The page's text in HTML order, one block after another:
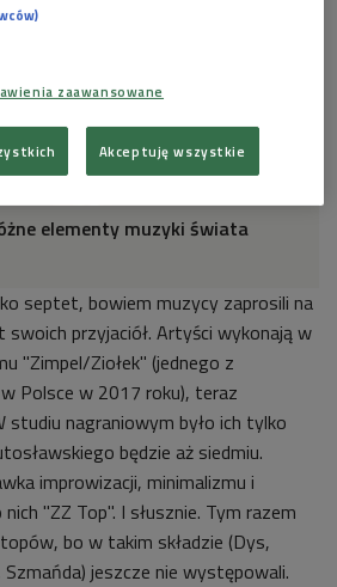
elementy muzyki świata
septet, bowiem muzycy zaprosili na
przyjaciół. Artyści wykonają w
"Zimpel/Ziołek" (jednego z
Polsce w 2017 roku), teraz
studiu nagraniowym było ich tylko
będzie aż siedmiu.
improwizacji, minimalizmu i
"ZZ Top". I słusznie. Tym razem
bo w takim składzie (Dys,
Szmańda) jeszcze nie występowali.
zaawansowane
Akceptuję wszystkie